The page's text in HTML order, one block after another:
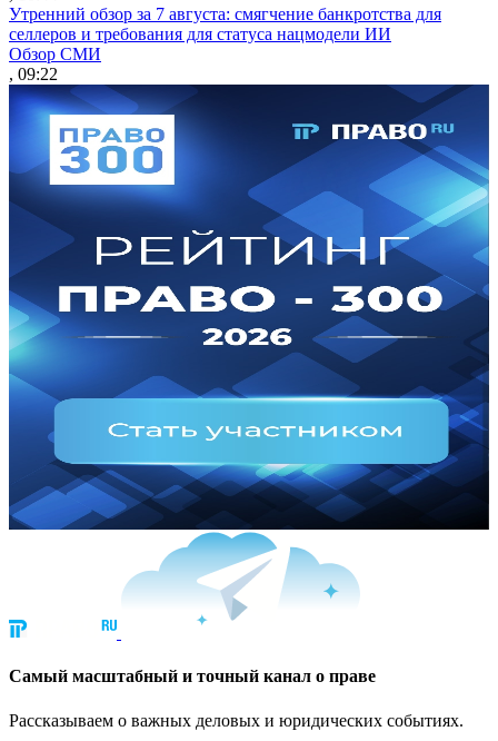
Утренний обзор за 7 августа: смягчение банкротства для
селлеров и требования для статуса нацмодели ИИ
Обзор СМИ
, 09:22
Cамый масштабный и точный канал о праве
Рассказываем о важных деловых и юридических событиях.